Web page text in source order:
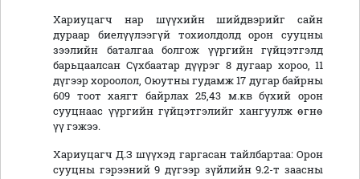
Хариуцагч нар шүүхийн шийдвэрийг сайн
дураар биелүүлээгүй тохиолдолд орон сууцны
зээлийн баталгаа болгож үүргийн гүйцэтгэлд
барьцаалсан Сүхбаатар дүүрэг 8 дугаар хороо, 11
дүгээр хороолол, Оюутны гудамж 17 дугар байрны
609 тоот хаягт байрлах 25,43 м.кв бүхий орон
сууцнаас үүргийн гүйцэтгэлийг хангуулж өгнө
үү гэжээ.
Хариуцагч Д.З шүүхэд гаргасан тайлбартаа: Орон
сууцны гэрээний 9 дүгээр зүйлийн 9.2-т заасны